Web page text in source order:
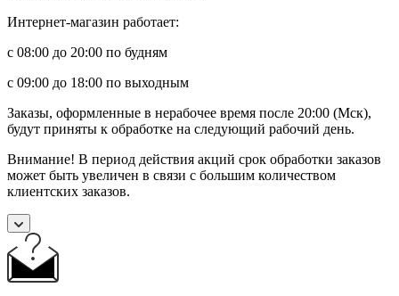
Интернет-магазин работает:
с 08:00 до 20:00 по будням
с 09:00 до 18:00 по выходным
Заказы, оформленные в нерабочее время после 20:00 (Мск),
будут приняты к обработке на следующий рабочий день.
Внимание! В период действия акций срок обработки заказов
может быть увеличен в связи с большим количеством
клиентских заказов.